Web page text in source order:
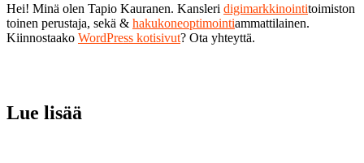
Hei! Minä olen Tapio Kauranen. Kansleri digimarkkinointitoimiston
toinen perustaja, sekä & hakukoneoptimointiammattilainen.
Kiinnostaako WordPress kotisivut? Ota yhteyttä.
Lue lisää